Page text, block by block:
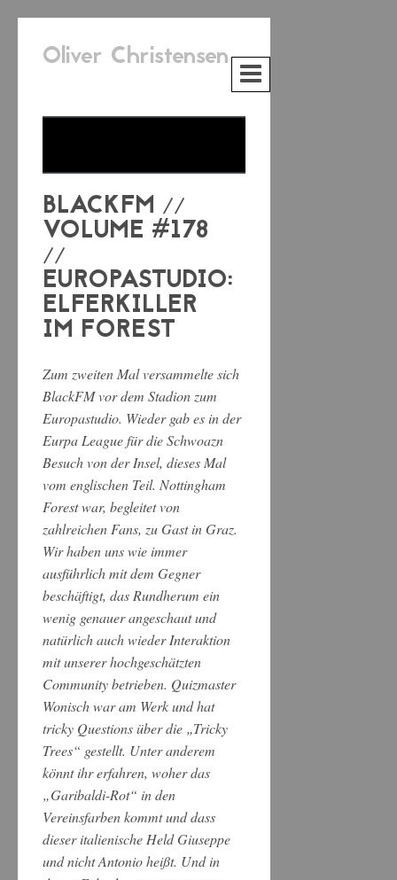
Oliver Christensen
BLACKFM //
VOLUME #178
//
EUROPASTUDIO:
ELFERKILLER
IM FOREST
Zum zweiten Mal versammelte sich
BlackFM vor dem Stadion zum
Europastudio. Wieder gab es in der
Eurpa League für die Schwoazn
Besuch von der Insel, dieses Mal
vom englischen Teil. Nottingham
Forest war, begleitet von
zahlreichen Fans, zu Gast in Graz.
Wir haben uns wie immer
ausführlich mit dem Gegner
beschäftigt, das Rundherum ein
wenig genauer angeschaut und
natürlich auch wieder Interaktion
mit unserer hochgeschätzten
Community betrieben. Quizmaster
Wonisch war am Werk und hat
tricky Questions über die „Tricky
Trees“ gestellt. Unter anderem
könnt ihr erfahren, woher das
„Garibaldi-Rot“ in den
Vereinsfarben kommt und dass
dieser italienische Held Giuseppe
und nicht Antonio heißt. Und in